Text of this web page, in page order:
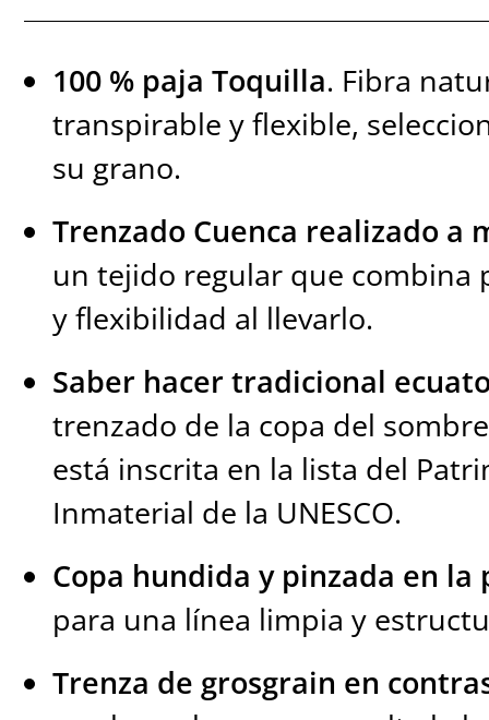
100 % paja Toquilla. Fibra
transpirable y flexible,
su grano.
Trenzado Cuenca realizado a
un tejido regular que combina
y flexibilidad al llevarlo.
Saber hacer tradicional
trenzado de la copa del
está inscrita en la lista del
Inmaterial de la UNESCO.
Copa hundida y pinzada en
para una línea limpia y
Trenza de grosgrain en